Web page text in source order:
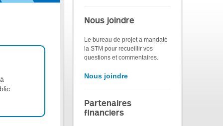
Nous joindre
Le bureau de projet a mandaté
la STM pour recueillir vos
questions et commentaires.
Nous joindre
Partenaires
financiers